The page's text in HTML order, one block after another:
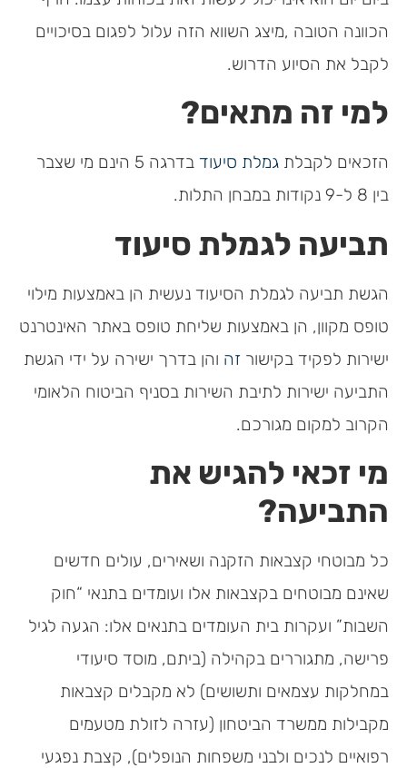
הכוונה הטובה ,מיצג השווא הזה עלול לפגום בסיכויים
לקבל את הסיוע הדרוש.
למי זה מתאים?
הזכאים לקבלת גמלת סיעוד
בדרגה 5 הינם מי שצבר
בין 8 ל-9 נקודות במבחן התלות.
תביעה לגמלת סיעוד
הגשת תביעה לגמלת הסיעוד נעשית הן באמצעות מילוי
טופס מקוון, הן באמצעות שליחת טופס באתר האינטרנט
ישירות לפקיד בקישור זה והן בדרך ישירה על ידי הגשת
התביעה ישירות לתיבת השירות בסניף הביטוח הלאומי
הקרוב למקום מגורכם.
מי זכאי להגיש את
התביעה?
כל מבוטחי קצבאות הזקנה ושאירים, עולים חדשים
שאינם מבוטחים בקצבאות אלו ועומדים בתנאי “חוק
השבות” ועקרות בית העומדים בתנאים אלו: הגעה לגיל
פרישה, מתגוררים בקהילה (ביתם, מוסד סיעודי
במחלקות עצמאים ותשושים) לא מקבלים קצבאות
מקבילות ממשרד הביטחון (עזרה לזולת מטעמים
רפואיים לנכים ולבני משפחות הנופלים), קצבת נפגעי